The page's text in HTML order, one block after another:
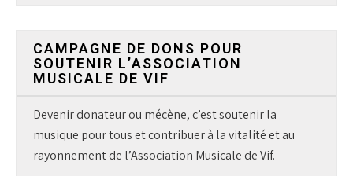
CAMPAGNE DE DONS POUR
SOUTENIR L’ASSOCIATION
MUSICALE DE VIF
Devenir donateur ou mécène, c’est soutenir la
musique pour tous et contribuer à la vitalité et au
rayonnement de l’Association Musicale de Vif.